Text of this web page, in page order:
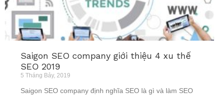
Saigon SEO company giới thiệu 4 xu thế
SEO 2019
5 Tháng Bảy, 2019
Saigon SEO company định nghĩa SEO là gì và làm SEO